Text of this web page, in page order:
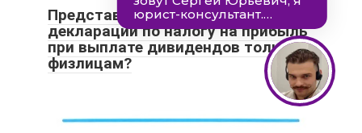
Представлять ли лист 03
декларации по налогу на прибыль
при выплате дивидендов только
физлицам?